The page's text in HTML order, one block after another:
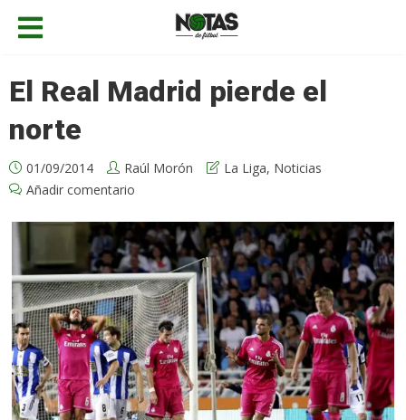
El Real Madrid pierde el
norte
01/09/2014 Raúl Morón La Liga, Noticias
Añadir comentario